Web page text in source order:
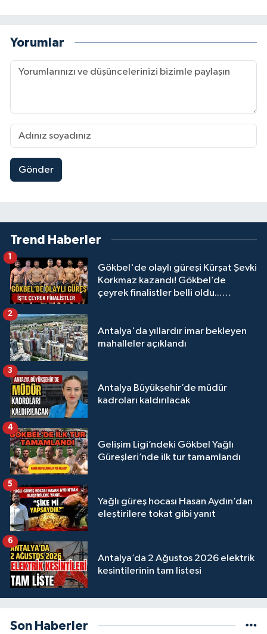
Yorumlar
Gönder
Trend Haberler
Gökbel'de olaylı güreşi Kürşat Şevki
Korkmaz kazandı! Gökbel’de
çeyrek finalistler belli oldu...
1
Antalya'da yıllardır imar bekleyen
mahalleler açıklandı
2
Antalya Büyükşehir’de müdür
kadroları kaldırılacak
3
Gelişim Ligi’ndeki Gökbel Yağlı
Güreşleri’nde ilk tur tamamlandı
4
Yağlı güreş hocası Hasan Aydın’dan
eleştirilere tokat gibi yanıt
5
Antalya’da 2 Ağustos 2026 elektrik
kesintilerinin tam listesi
6
Son Haberler